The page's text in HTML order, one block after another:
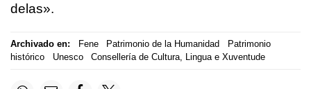
delas».
Archivado en: Fene Patrimonio de la Humanidad
Patrimonio
histórico
Unesco Consellería de Cultura, Lingua e Xuventude